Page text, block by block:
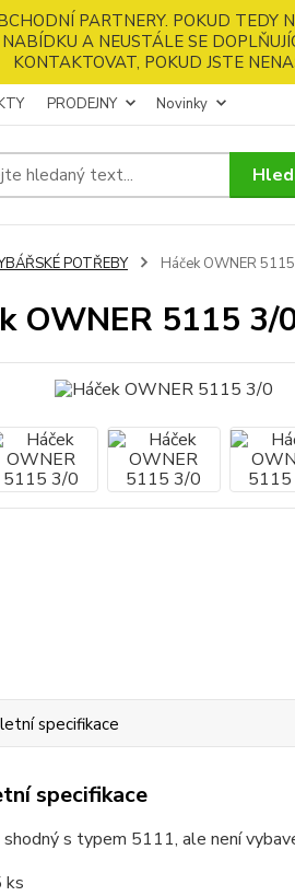
PARTNERY. POKUD TEDY
A NEUSTÁLE SE
KONTAKTOVAT, POKUD JSTE
PRODEJNY Novinky
POTŘEBY Háček OWNER
OWNER 5115 3/
specifikace
specifikace
shodný s typem 5111, ale není
ks